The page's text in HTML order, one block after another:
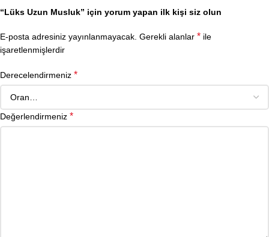
“Lüks Uzun Musluk” için yorum yapan ilk kişi siz olun
E-posta adresiniz yayınlanmayacak. Gerekli alanlar * ile
işaretlenmişlerdir
Derecelendirmeniz *
Değerlendirmeniz *